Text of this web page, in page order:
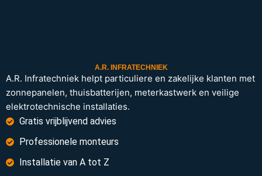
A.R. INFRATECHNIEK
A.R. Infratechniek helpt particuliere en zakelijke klanten met
zonnepanelen, thuisbatterijen, meterkastwerk en veilige
elektrotechnische installaties.
Gratis vrijblijvend advies
Professionele monteurs
Installatie van A tot Z